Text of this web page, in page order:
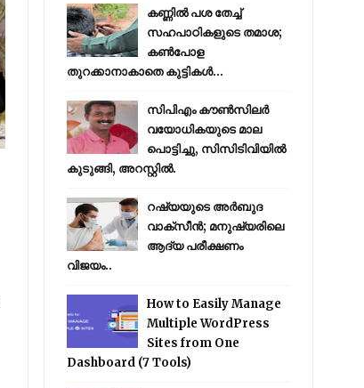
കണ്ണിൽ പശ തേച്ച്
സഹപാഠികളുടെ തമാശ;
കൺപോള
തുറക്കാനാകാതെ കുട്ടികൾ...
സിപിഎം കൗണ്‍സിലര്‍
വയോധികയുടെ മാല
പൊട്ടിച്ചു, സിസിടിവിയില്‍
കുടുങ്ങി, അറസ്റ്റില്‍.
റഷ്യയുടെ അര്‍ബുദ
വാക്‌സീന്‍; മനുഷ്യരിലെ
ആദ്യ പരീക്ഷണം
വിജയം..
How to Easily Manage
Multiple WordPress
Sites from One
Dashboard (7 Tools)